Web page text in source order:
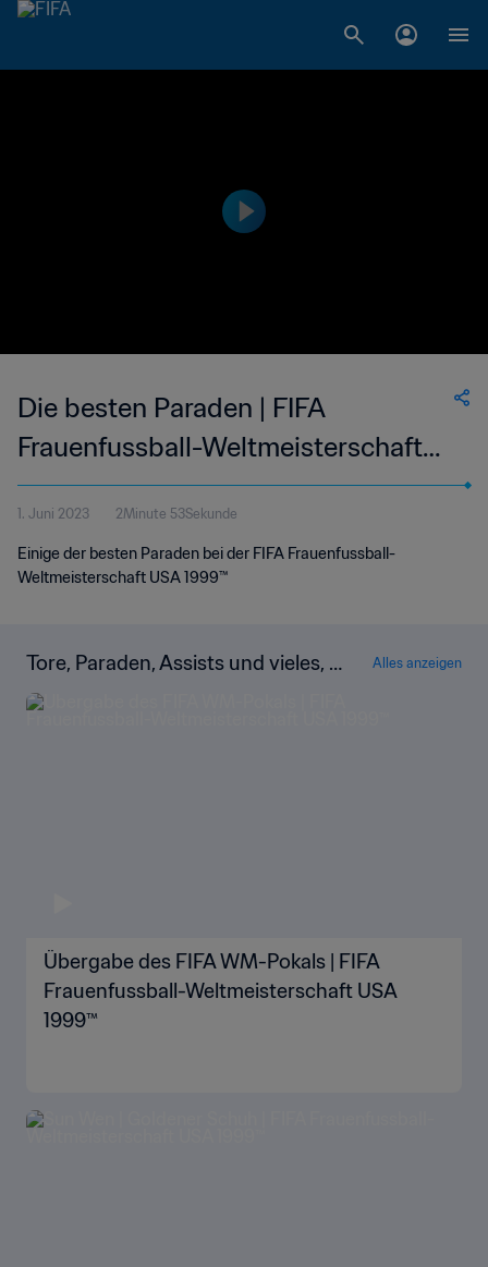
Die besten Paraden | FIFA
Frauenfussball-Weltmeisterschaft
USA 1999™
1. Juni 2023 2Minute 53Sekunde
Einige der besten Paraden bei der FIFA Frauenfussball-
Weltmeisterschaft USA 1999™
Tore, Paraden, Assists und vieles, vi
eles mehr!
Alles anzeigen
Übergabe des FIFA WM-Pokals | FIFA
Frauenfussball-Weltmeisterschaft USA
1999™